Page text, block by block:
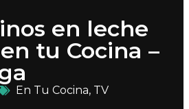
en leche
tu Cocina –
En Tu Cocina, TV